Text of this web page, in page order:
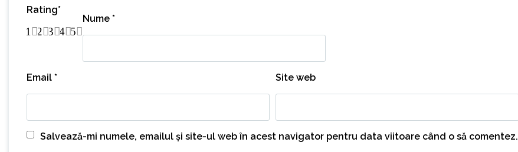
Rating*
5
4
3
2
1
Nume *
Email * Site web
Salvează-mi numele, emailul și site-ul web în acest navigator pentru data viitoare când o să comentez.